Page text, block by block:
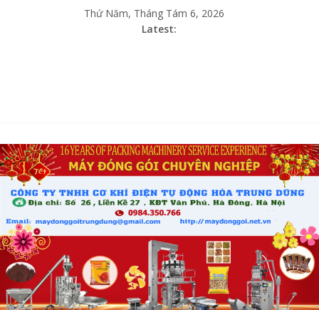
Thứ Năm, Tháng Tám 6, 2026
Latest: